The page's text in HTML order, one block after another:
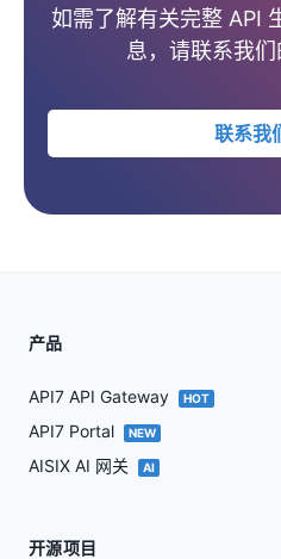
如需了解有关完整 API
息，请联系我们
联系我
产品
API7 API Gateway HOT
API7 Portal NEW
AISIX AI 网关 AI
开源项目